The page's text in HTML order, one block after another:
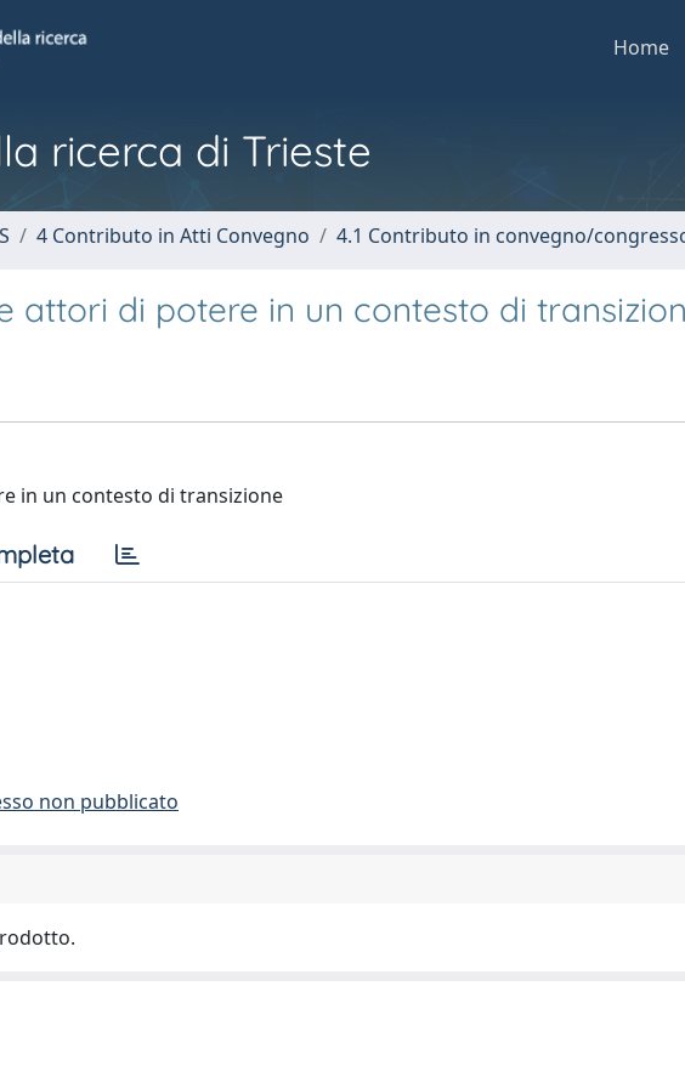
Home
ricerca di Trieste
4 Contributo in Atti Convegno 4.1 Contributo in convegno/
attori di potere in un contesto di
in un contesto di transizione
non pubblicato